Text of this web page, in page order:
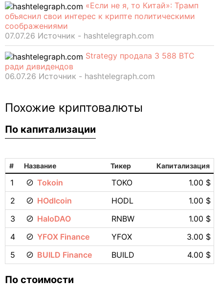
«Если не я, то Китай»: Трамп
объяснил свои интерес к крипте политическими
соображениями
07.07.26 Источник - hashtelegraph.com
Strategy продала 3 588 BTC
ради дивидендов
06.07.26 Источник - hashtelegraph.com
Похожие криптовалюты
По капитализации
# Название Тикер Капитализация
1 Tokoin TOKO
1.00 $
2
HOdlcoin HODL
1.00 $
3
HaloDAO RNBW
1.00 $
4
YFOX Finance YFOX
3.00 $
5
BUILD Finance BUILD 4.00 $
По стоимости